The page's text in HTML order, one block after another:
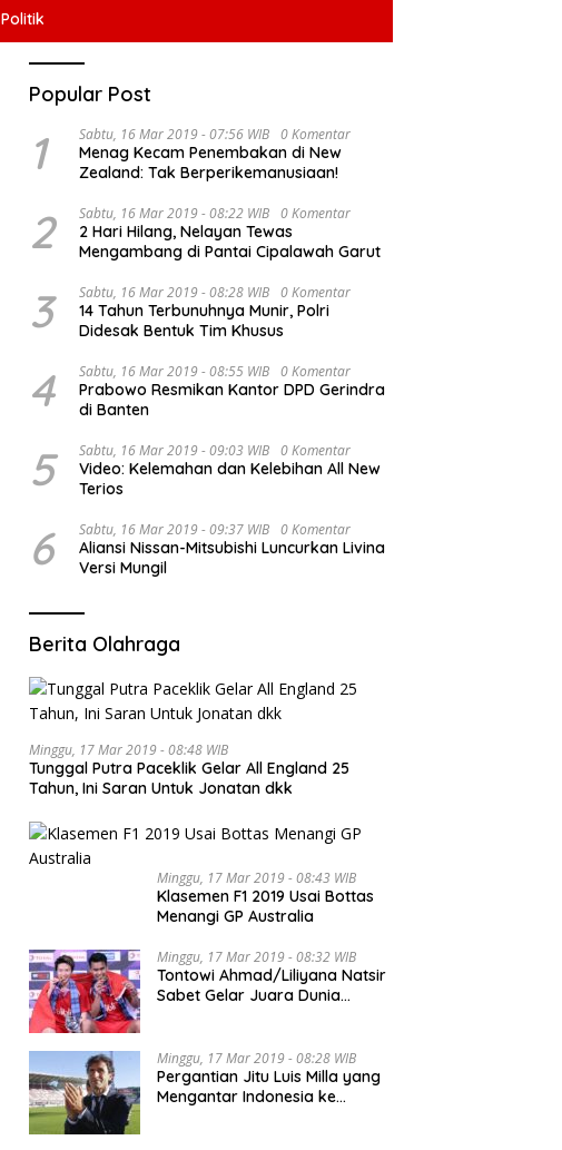
Politik
Popular Post
1 Sabtu, 16 Mar 2019 - 07:56 WIB 0 Komentar
Menag Kecam Penembakan di New
Zealand: Tak Berperikemanusiaan!
2 Sabtu, 16 Mar 2019 - 08:22 WIB 0 Komentar
2 Hari Hilang, Nelayan Tewas
Mengambang di Pantai Cipalawah Garut
3 Sabtu, 16 Mar 2019 - 08:28 WIB 0 Komentar
14 Tahun Terbunuhnya Munir, Polri
Didesak Bentuk Tim Khusus
4 Sabtu, 16 Mar 2019 - 08:55 WIB 0 Komentar
Prabowo Resmikan Kantor DPD Gerindra
di Banten
5 Sabtu, 16 Mar 2019 - 09:03 WIB 0 Komentar
Video: Kelemahan dan Kelebihan All New
Terios
6 Sabtu, 16 Mar 2019 - 09:37 WIB 0 Komentar
Aliansi Nissan-Mitsubishi Luncurkan Livina
Versi Mungil
Berita Olahraga
Minggu, 17 Mar 2019 - 08:48 WIB
Tunggal Putra Paceklik Gelar All England 25
Tahun, Ini Saran Untuk Jonatan dkk
Minggu, 17 Mar 2019 - 08:43 WIB
Klasemen F1 2019 Usai Bottas
Menangi GP Australia
Minggu, 17 Mar 2019 - 08:32 WIB
Tontowi Ahmad/Liliyana Natsir
Sabet Gelar Juara Dunia
Minggu, 17 Mar 2019 - 08:28 WIB
Pergantian Jitu Luis Milla yang
Mengantar Indonesia ke